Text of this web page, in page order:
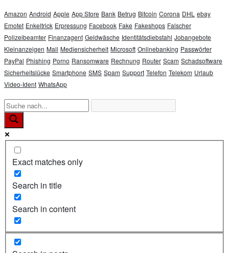
Amazon Android Apple App Store Bank Betrug Bitcoin Corona DHL ebay
Emotet Enkeltrick Erpressung Facebook Fake Fakeshops Falscher
Polizeibeamter Finanzagent Geldwäsche Identitätsdiebstahl Jobangebote
Kleinanzeigen Mail Mediensicherheit Microsoft Onlinebanking Passwörter
PayPal Phishing Porno Ransomware Rechnung Router Scam Schadsoftware
Sicherheitslücke Smartphone SMS Spam Support Telefon Telekom Urlaub
Video-Ident WhatsApp
Exact matches only
Search in title
Search in content